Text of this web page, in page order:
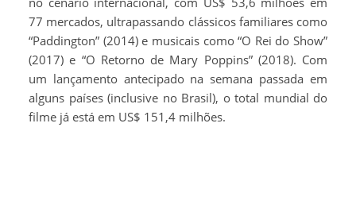
77 mercados, ultrapassando clássicos familiares como
“Paddington” (2014) e musicais como “O Rei do Show”
(2017) e “O Retorno de Mary Poppins” (2018). Com
um lançamento antecipado na semana passada em
alguns países (inclusive no Brasil), o total mundial do
filme já está em US$ 151,4 milhões.